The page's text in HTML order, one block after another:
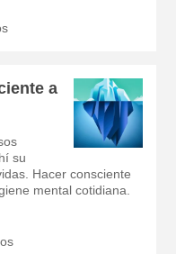
a
su
Hacer consciente
mental cotidiana.